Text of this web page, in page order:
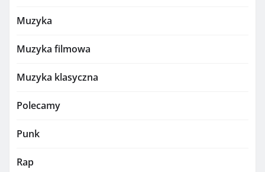
Muzyka
Muzyka filmowa
Muzyka klasyczna
Polecamy
Punk
Rap